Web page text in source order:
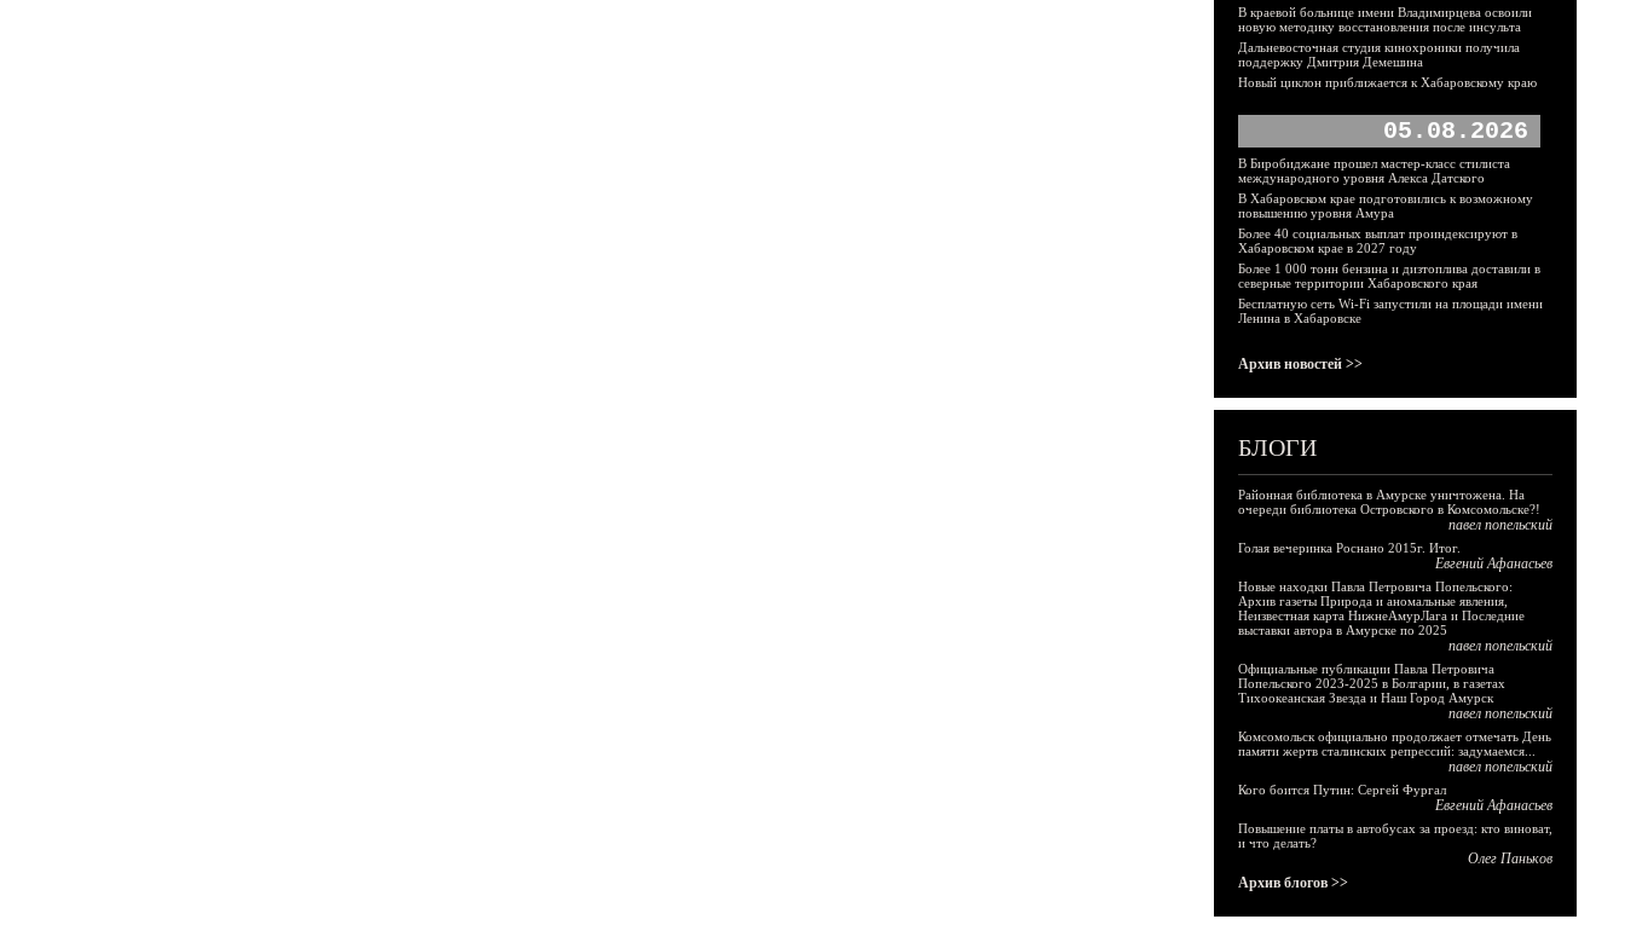
В краевой больнице имени Владимирцева освоили
новую методику восстановления после инсульта
Дальневосточная студия кинохроники получила
поддержку Дмитрия Демешина
Новый циклон приближается к Хабаровскому краю
05.08.2026
В Биробиджане прошел мастер-класс стилиста
международного уровня Алекса Датского
В Хабаровском крае подготовились к возможному
повышению уровня Амура
Более 40 социальных выплат проиндексируют в
Хабаровском крае в 2027 году
Более 1 000 тонн бензина и дизтоплива доставили в
северные территории Хабаровского края
Бесплатную сеть Wi-Fi запустили на площади имени
Ленина в Хабаровске
Архив новостей >>
БЛОГИ
Районная библиотека в Амурске уничтожена. На
очереди библиотека Островского в Комсомольске?!
павел попельский
Голая вечеринка Роснано 2015г. Итог.
Евгений Афанасьев
Новые находки Павла Петровича Попельского:
Архив газеты Природа и аномальные явления,
Неизвестная карта НижнеАмурЛага и Последние
выставки автора в Амурске по 2025
павел попельский
Официальные публикации Павла Петровича
Попельского 2023-2025 в Болгарии, в газетах
Тихоокеанская Звезда и Наш Город Амурск
павел попельский
Комсомольск официально продолжает отмечать День
памяти жертв сталинских репрессий: задумаемся...
павел попельский
Кого боится Путин: Сергей Фургал
Евгений Афанасьев
Повышение платы в автобусах за проезд: кто виноват,
и что делать?
Олег Паньков
Архив блогов >>